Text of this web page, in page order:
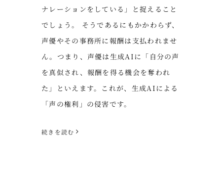
ナレーションをしている」と捉えること
でしょう。 そうであるにもかかわらず、
声優やその事務所に報酬は支払われませ
ん。つまり、声優は生成AIに「自分の声
を真似され、報酬を得る機会を奪われ
た」といえます。これが、生成AIによる
「声の権利」の侵害です。
続きを読む